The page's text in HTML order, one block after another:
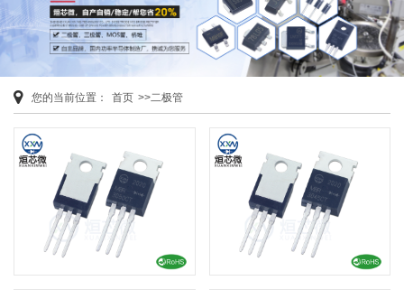
您的当前位置： 首页 >>二极管